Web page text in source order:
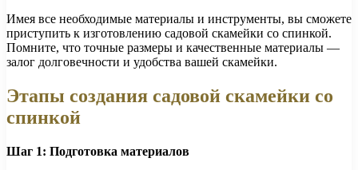
Имея все необходимые материалы и инструменты, вы сможете
приступить к изготовлению садовой скамейки со спинкой.
Помните, что точные размеры и качественные материалы —
залог долговечности и удобства вашей скамейки.
Этапы создания садовой скамейки со
спинкой
Шаг 1: Подготовка материалов